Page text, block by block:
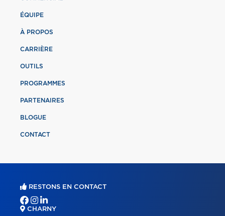
ÉQUIPE
À PROPOS
CARRIÈRE
OUTILS
PROGRAMMES
PARTENAIRES
BLOGUE
CONTACT
RESTONS EN CONTACT
CHARNY